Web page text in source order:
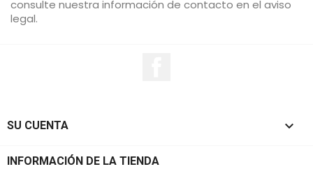
consulte nuestra información de contacto en el aviso
legal.
SU CUENTA 
INFORMACIÓN DE LA TIENDA